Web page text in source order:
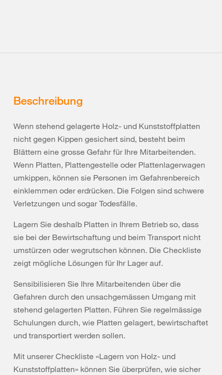
Beschreibung
Wenn stehend gelagerte Holz- und Kunststoffplatten
nicht gegen Kippen gesichert sind, besteht beim
Blättern eine grosse Gefahr für Ihre Mitarbeitenden.
Wenn Platten, Plattengestelle oder Plattenlagerwagen
umkippen, können sie Personen im Gefahrenbereich
einklemmen oder erdrücken. Die Folgen sind schwere
Verletzungen und sogar Todesfälle.
Lagern Sie deshalb Platten in Ihrem Betrieb so, dass
sie bei der Bewirtschaftung und beim Transport nicht
umstürzen oder wegrutschen können. Die Checkliste
zeigt mögliche Lösungen für Ihr Lager auf.
Sensibilisieren Sie Ihre Mitarbeitenden über die
Gefahren durch den unsachgemässen Umgang mit
stehend gelagerten Platten. Führen Sie regelmässige
Schulungen durch, wie Platten gelagert, bewirtschaftet
und transportiert werden sollen.
Mit unserer Checkliste «Lagern von Holz- und
Kunststoffplatten» können Sie überprüfen, wie sicher